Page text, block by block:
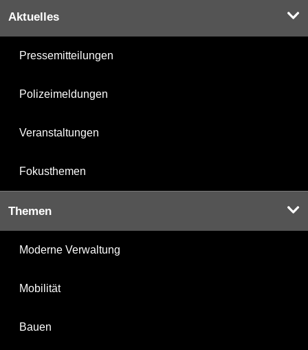
Aktuelles
Pressemitteilungen
Polizeimeldungen
Veranstaltungen
Fokusthemen
Themen
Moderne Verwaltung
Mobilität
Bauen